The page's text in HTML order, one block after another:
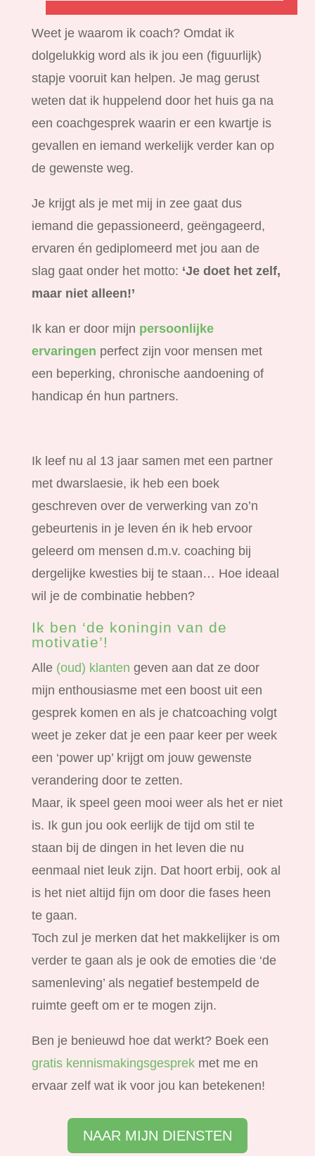
Weet je waarom ik coach? Omdat ik
dolgelukkig word als ik jou een (figuurlijk)
stapje vooruit kan helpen. Je mag gerust
weten dat ik huppelend door het huis ga na
een coachgesprek waarin er een kwartje is
gevallen en iemand werkelijk verder kan op
de gewenste weg.
Je krijgt als je met mij in zee gaat dus
iemand die gepassioneerd, geëngageerd,
ervaren én gediplomeerd met jou aan de
slag gaat onder het motto: ‘Je doet het zelf,
maar niet alleen!’
Ik kan er door mijn persoonlijke
ervaringen perfect zijn voor mensen met
een beperking, chronische aandoening of
handicap én hun partners.
Ik leef nu al 13 jaar samen met een partner
met dwarslaesie, ik heb een boek
geschreven over de verwerking van zo’n
gebeurtenis in je leven én ik heb ervoor
geleerd om mensen d.m.v. coaching bij
dergelijke kwesties bij te staan… Hoe ideaal
wil je de combinatie hebben?
Ik ben ‘de koningin van de
motivatie’!
Alle (oud) klanten geven aan dat ze door
mijn enthousiasme met een boost uit een
gesprek komen en als je chatcoaching volgt
weet je zeker dat je een paar keer per week
een ‘power up’ krijgt om jouw gewenste
verandering door te zetten.
Maar, ik speel geen mooi weer als het er niet
is. Ik gun jou ook eerlijk de tijd om stil te
staan bij de dingen in het leven die nu
eenmaal niet leuk zijn. Dat hoort erbij, ook al
is het niet altijd fijn om door die fases heen
te gaan.
Toch zul je merken dat het makkelijker is om
verder te gaan als je ook de emoties die ‘de
samenleving’ als negatief bestempeld de
ruimte geeft om er te mogen zijn.
Ben je benieuwd hoe dat werkt? Boek een
gratis kennismakingsgesprekmet me en
ervaar zelf wat ik voor jou kan betekenen!
NAAR MIJN DIENSTEN